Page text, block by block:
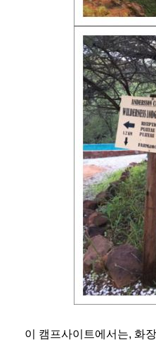
이 캠프사이트에서는, 화